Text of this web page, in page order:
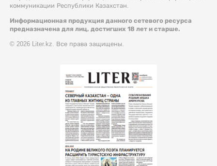
коммуникации Республики Казахстан.
Информационная продукция данного сетевого ресурса
предназначена для лиц, достигших 18 лет и старше.
© 2026 Liter.kz. Все права защищены.